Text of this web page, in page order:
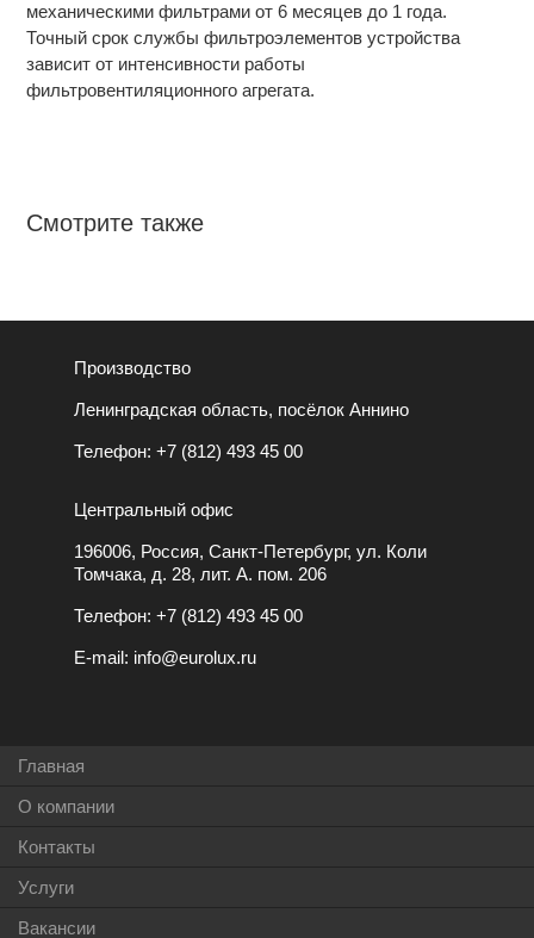
механическими фильтрами от 6 месяцев до 1 года.
Точный срок службы фильтроэлементов устройства
зависит от интенсивности работы
фильтровентиляционного агрегата.
Смотрите также
Производство
Ленинградская область, посёлок Аннино
Телефон: +7 (812) 493 45 00
Центральный офис
196006, Россия, Санкт-Петербург, ул. Коли
Томчака, д. 28, лит. А. пом. 206
Телефон: +7 (812) 493 45 00
E-mail: info@eurolux.ru
Главная
О компании
Контакты
Услуги
Вакансии